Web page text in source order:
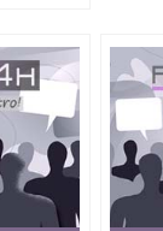
州立大学毕业证（
）圣何塞州立大
）圣何塞州立大学
）成绩单圣何塞州
）圣何塞州立大学
塞州立大学（
学文凭（San
大学学历（ San